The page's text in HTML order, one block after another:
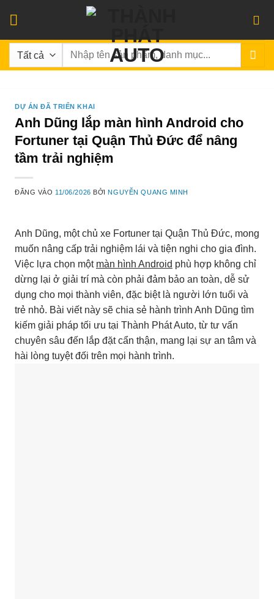
qua
nội
dung
Tìm
DỰ ÁN ĐÃ TRIỂN KHAI
Anh Dũng lắp màn hình Android cho
Fortuner tại Quận Thủ Đức để nâng
tầm trải nghiệm
ĐĂNG VÀO 11/06/2026 BỞINGUYỄN QUANG MINH
Anh Dũng, một chủ xe Fortuner tại Quận Thủ Đức, mong
muốn nâng cấp trải nghiệm lái và tiện nghi cho gia đình.
Việc lựa chọn một màn hình Android phù hợp không chỉ
dừng lại ở giải trí mà còn phải đảm bảo an toàn, dễ sử
dụng cho mọi thành viên, đặc biệt là người lớn tuổi và
trẻ nhỏ. Bài viết này sẽ chia sẻ hành trình Anh Dũng tìm
kiếm giải pháp tối ưu tại Thành Phát Auto, từ tư vấn
chuyên sâu đến lắp đặt cẩn thận, mang lại sự an tâm và
hài lòng tuyệt đối trên mọi hành trình.